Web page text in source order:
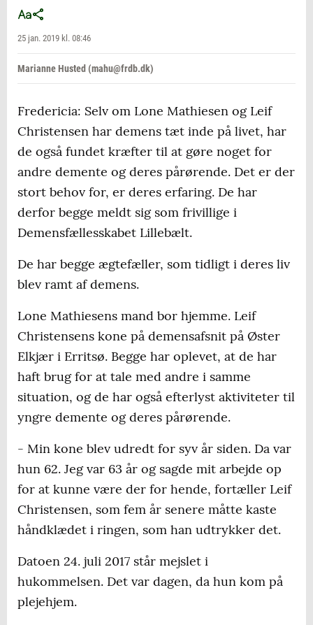
25 jan. 2019 kl. 08:46
Marianne Husted (mahu@frdb.dk)
Fredericia: Selv om Lone Mathiesen og Leif
Christensen har demens tæt inde på livet, har
de også fundet kræfter til at gøre noget for
andre demente og deres pårørende. Det er der
stort behov for, er deres erfaring. De har
derfor begge meldt sig som frivillige i
Demensfællesskabet Lillebælt.
De har begge ægtefæller, som tidligt i deres liv
blev ramt af demens.
Lone Mathiesens mand bor hjemme. Leif
Christensens kone på demensafsnit på Øster
Elkjær i Erritsø. Begge har oplevet, at de har
haft brug for at tale med andre i samme
situation, og de har også efterlyst aktiviteter til
yngre demente og deres pårørende.
- Min kone blev udredt for syv år siden. Da var
hun 62. Jeg var 63 år og sagde mit arbejde op
for at kunne være der for hende, fortæller Leif
Christensen, som fem år senere måtte kaste
håndklædet i ringen, som han udtrykker det.
Datoen 24. juli 2017 står mejslet i
hukommelsen. Det var dagen, da hun kom på
plejehjem.